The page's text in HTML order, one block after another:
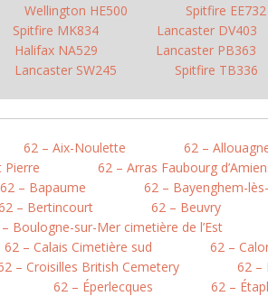
Wellington HE500 Spitfire EE732
Spitfire MK834 Lancaster DV403
Halifax NA529 Lancaster PB363
Lancaster SW245 Spitfire TB336
62 – Aix-Noulette 62 –
Pierre
62 – Arras Faubourg
62 – Bapaume 62 – Bayenghem-
– Bertincourt 62 – Beuvry
Boulogne-sur-Mer cimetière de l’Est
62 – Calais Cimetière sud 62 –
– Croisilles British Cemetery 62 –
62 – Éperlecques 62 –